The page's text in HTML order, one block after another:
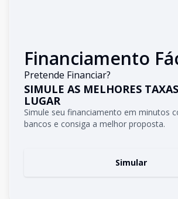
Financiamento
Pretende Financiar?
SIMULE AS MELHORES
LUGAR
Simule seu financiamento em minutos
bancos e consiga a melhor proposta.
Simular